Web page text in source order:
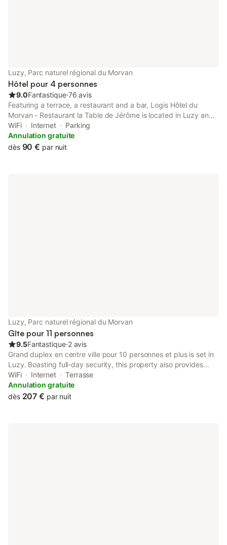
Luzy, Parc naturel régional du Morvan
Hôtel pour 4 personnes
9.0Fantastique⋅76 avis
Featuring a terrace, a restaurant and a bar, Logis Hôtel du
Morvan - Restaurant la Table de Jérôme is located in Luzy and
is 36 km from Autun Golf Course.
WiFi Internet
Parking
Annulation gratuite
dès 90 € par nuit
Luzy, Parc naturel régional du Morvan
Gîte pour 11 personnes
9.5Fantastique⋅2 avis
Grand duplex en centre ville pour 10 personnes et plus is set in
Luzy. Boasting full-day security, this property also provides
guests with a picnic area. Free WiFi is available throughout the
property and Autun Golf Course is 36 km away.
WiFi Internet
Terrasse
Annulation gratuite
dès 207 € par nuit